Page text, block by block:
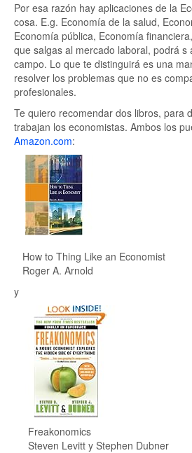
Por esa razón hay aplicaciones de la
cosa. E.g. Economía de la salud,
Economía pública, Economía
que salgas al mercado laboral, podrá s
campo. Lo que te distinguirá es una
resolver los problemas que no es
profesionales.
Te quiero recomendar dos libros, para
trabajan los economistas. Ambos los
Amazon.com:
How to Thing Like an Economist
Roger A. Arnold
y
Freakonomics
Steven Levitt y Stephen Dubner